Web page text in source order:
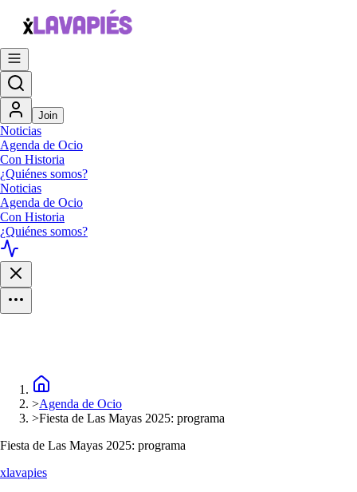
Join
Noticias
Agenda de Ocio
Con Historia
¿Quiénes somos?
Noticias
Agenda de Ocio
Con Historia
¿Quiénes somos?
>Agenda de Ocio
>Fiesta de Las Mayas 2025: programa
Fiesta de Las Mayas 2025: programa
xlavapies